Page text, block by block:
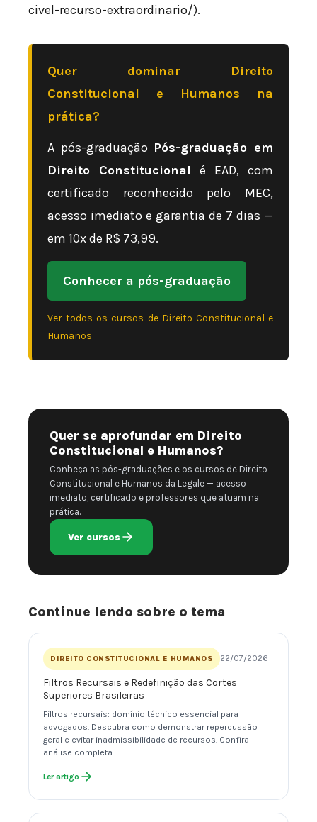
civel-recurso-extraordinario/).
Quer dominar Direito
Constitucional e Humanos na
prática?
A pós-graduação Pós-graduação em
Direito Constitucional é EAD, com
certificado reconhecido pelo MEC,
acesso imediato e garantia de 7 dias —
em 10x de R$ 73,99.
Conhecer a pós-graduação
Ver todos os cursos de Direito Constitucional e
Humanos
Quer se aprofundar em Direito
Constitucional e Humanos?
Conheça as pós-graduações e os cursos de Direito
Constitucional e Humanos da Legale — acesso
imediato, certificado e professores que atuam na
prática.
Ver cursos
Continue lendo sobre o tema
DIREITO CONSTITUCIONAL E HUMANOS 22/07/2026
Filtros Recursais e Redefinição das Cortes
Superiores Brasileiras
Filtros recursais: domínio técnico essencial para
advogados. Descubra como demonstrar repercussão
geral e evitar inadmissibilidade de recursos. Confira
análise completa.
Ler artigo